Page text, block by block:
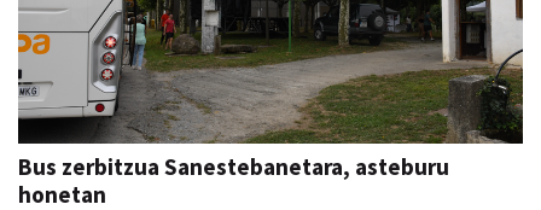
Bus zerbitzua Sanestebanetara, asteburu
honetan